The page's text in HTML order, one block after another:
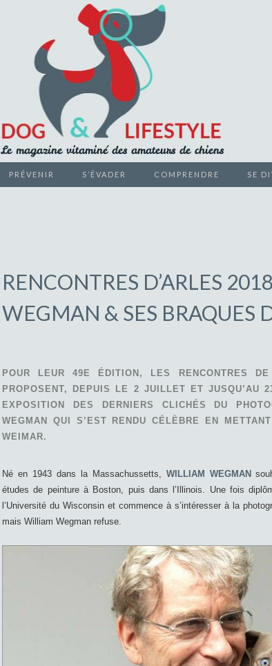
Le magazine vitaminé des amateurs de chiens
PRÉVENIR S’ÉVADER COMPRENDRE SE
RENCONTRES D’ARLES
WEGMAN & SES BRAQUES
POUR LEUR 49E ÉDITION, LES RENCONTRES DE
PROPOSENT, DEPUIS LE 2 JUILLET ET JUSQU’AU
EXPOSITION DES DERNIERS CLICHÉS DU
WEGMAN QUI S’EST RENDU CÉLÈBRE EN
WEIMAR.
Né en 1943 dans la Massachussetts, WILLIAM WEGMAN
études de peinture à Boston, puis dans l’Illinois. Une fois
l’Université du Wisconsin et commence à s’intéresser à la
mais William Wegman refuse.